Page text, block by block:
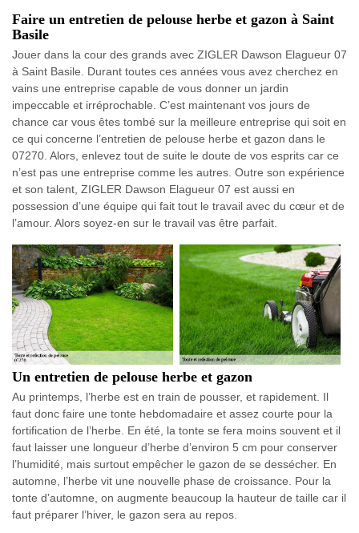
Faire un entretien de pelouse herbe et gazon à Saint
Basile
Jouer dans la cour des grands avec ZIGLER Dawson Elagueur 07
à Saint Basile. Durant toutes ces années vous avez cherchez en
vains une entreprise capable de vous donner un jardin
impeccable et irréprochable. C’est maintenant vos jours de
chance car vous êtes tombé sur la meilleure entreprise qui soit en
ce qui concerne l’entretien de pelouse herbe et gazon dans le
07270. Alors, enlevez tout de suite le doute de vos esprits car ce
n’est pas une entreprise comme les autres. Outre son expérience
et son talent, ZIGLER Dawson Elagueur 07 est aussi en
possession d’une équipe qui fait tout le travail avec du cœur et de
l’amour. Alors soyez-en sur le travail vas être parfait.
Un entretien de pelouse herbe et gazon
Au printemps, l’herbe est en train de pousser, et rapidement. Il
faut donc faire une tonte hebdomadaire et assez courte pour la
fortification de l’herbe. En été, la tonte se fera moins souvent et il
faut laisser une longueur d’herbe d’environ 5 cm pour conserver
l’humidité, mais surtout empêcher le gazon de se dessécher. En
automne, l’herbe vit une nouvelle phase de croissance. Pour la
tonte d’automne, on augmente beaucoup la hauteur de taille car il
faut préparer l’hiver, le gazon sera au repos.